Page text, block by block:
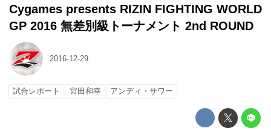
Cygames presents RIZIN FIGHTING WORLD
GP 2016 無差別級トーナメント 2nd ROUND
2016-12-29
試合レポート 宮田和幸 アンディ・サワー